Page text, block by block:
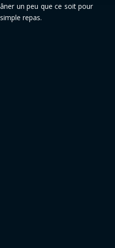
un peu que ce soit pour
repas.